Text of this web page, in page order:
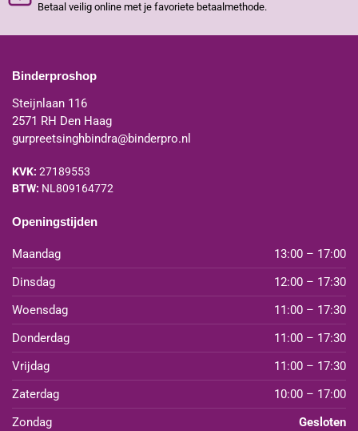
Betaal veilig online met je favoriete betaalmethode.
Binderproshop
Steijnlaan 116
2571 RH Den Haag
gurpreetsinghbindra@binderpro.nl
KVK: 27189553
BTW: NL809164772
Openingstijden
Maandag
13:00 – 17:00
Dinsdag
12:00 – 17:30
Woensdag
11:00 – 17:30
Donderdag
11:00 – 17:30
Vrijdag
11:00 – 17:30
Zaterdag
10:00 – 17:00
Zondag
Gesloten